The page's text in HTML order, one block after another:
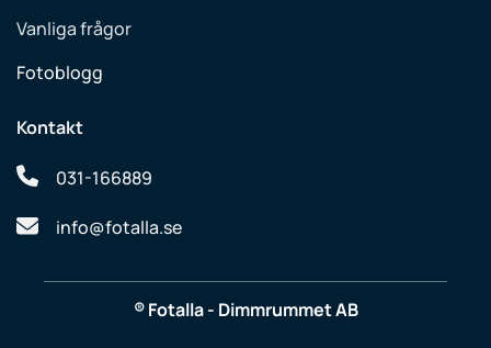
Vanliga frågor
Fotoblogg
Kontakt
031-166889
info@fotalla.se
® Fotalla - Dimmrummet AB